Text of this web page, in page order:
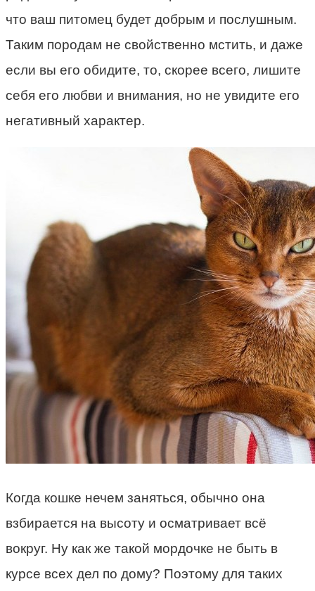
что ваш питомец будет добрым и послушным.
Таким породам не свойственно мстить, и даже
если вы его обидите, то, скорее всего, лишите
себя его любви и внимания, но не увидите его
негативный характер.
Когда кошке нечем заняться, обычно она
взбирается на высоту и осматривает всё
вокруг. Ну как же такой мордочке не быть в
курсе всех дел по дому? Поэтому для таких